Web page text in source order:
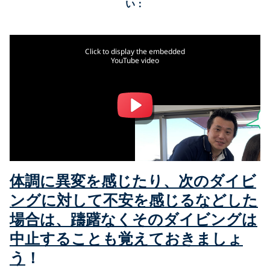
い：
Click to display the embedded
YouTube video
体調に異変を感じたり、次のダイビ
ングに対して不安を感じるなどした
場合は、躊躇なくそのダイビングは
中止することも覚えておきましょ
う ！